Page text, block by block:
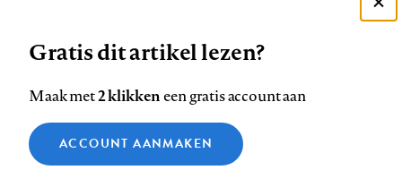
ons
op
Facebook
ons
op
LinkedIn
ons
op
Bluesky
ons
op
Instagram
ons
op
YouTube
ons
Footer
Contact Colofon Disclaimer Privacy
Medische vragen verdienen
Gratis dit artikel lezen?
Maak met2 klikkeneen gratis account aan
ACCOUNT AANMAKEN
Zie onze cookie policy
Analytische cookies